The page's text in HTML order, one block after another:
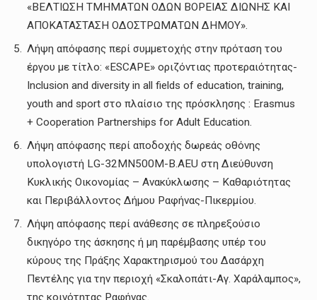
«ΒΕΛΤΙΩΣΗ ΤΜΗΜΑΤΩΝ ΟΔΩΝ ΒΟΡΕΙΑΣ ΔΙΩΝΗΣ ΚΑΙ
ΑΠΟΚΑΤΑΣΤΑΣΗ ΟΔΟΣΤΡΩΜΑΤΩΝ ΔΗΜΟΥ».
Λήψη απόφασης περί συμμετοχής στην πρόταση του
έργου με τίτλο: «ESCAPE» οριζόντιας προτεραιότητας-
Inclusion and diversity in all fields of education, training,
youth and sport στο πλαίσιο της πρόσκλησης : Erasmus
+ Cooperation Partnerships for Adult Education.
Λήψη απόφασης περί αποδοχής δωρεάς οθόνης
υπολογιστή LG-32MN500M-B.AEU στη Διεύθυνση
Κυκλικής Οικονομίας – Ανακύκλωσης – Καθαριότητας
και Περιβάλλοντος Δήμου Ραφήνας-Πικερμίου.
Λήψη απόφασης περί ανάθεσης σε πληρεξούσιο
δικηγόρο της άσκησης ή μη παρέμβασης υπέρ του
κύρους της Πράξης Χαρακτηρισμού του Δασάρχη
Πεντέλης για την περιοχή «Σκαλοπάτι-Αγ. Χαράλαμπος»,
της κοινότητας Ραφήνας.